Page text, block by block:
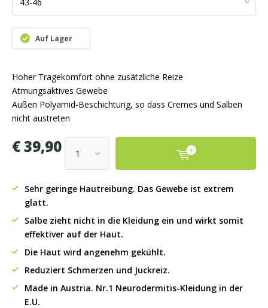
Auf Lager
Hoher Tragekomfort ohne zusätzliche Reize
Atmungsaktives Gewebe
Außen Polyamid-Beschichtung, so dass Cremes und Salben
nicht austreten
€ 39,90
Sehr geringe Hautreibung. Das Gewebe ist extrem
glatt.
Salbe zieht nicht in die Kleidung ein und wirkt somit
effektiver auf der Haut.
Die Haut wird angenehm gekühlt.
Reduziert Schmerzen und Juckreiz.
Made in Austria. Nr.1 Neurodermitis-Kleidung in der
E.U.